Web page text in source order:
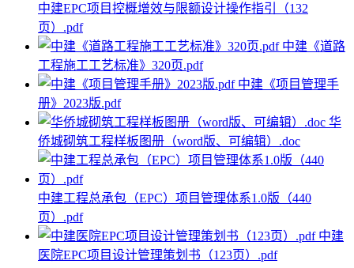
中建EPC项目控概增效与限额设计操作指引（132
页）.pdf
中建《道路
工程施工工艺标准》320页.pdf
中建《项目管理手
册》2023版.pdf
华
侨城砌筑工程样板图册（word版、可编辑）.doc
中建工程总承包（EPC）项目管理体系1.0版（440
页）.pdf
中建
医院EPC项目设计管理策划书（123页）.pdf